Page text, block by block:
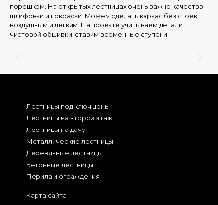
порошком. На открытых лестницах очень важно качество
шлифовки и покраски. Можем сделать каркас без стоек,
воздушным и легким. На проекте учитываем детали
чистовой обшивки, ставим временные ступени
Лестницы под ключ цены
Лестницы на второй этаж
Лестницы на дачу
Металлические лестницы
Деревянные лестницы
Бетонные лестницы
Перила и ограждения
Карта сайта